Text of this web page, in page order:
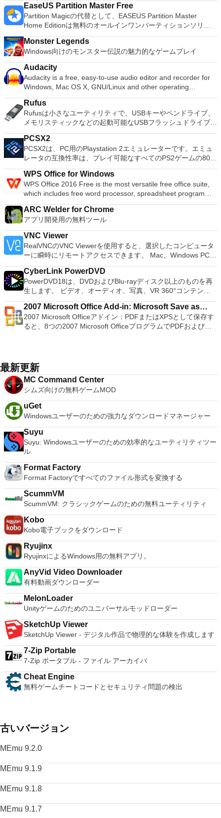
custom skins and even assigning CPU resources. Want to use
a gamepad or joystick? No problem – you can easily map
game commands to one of these peripherals. Another cool
feature is that you can log-in on multiple accounts
simultaneously. Key features include: A simple interface that
makes the app easy to use. Intuitive keyboard mapping for
app and game controls. Support for multiple control devices.
A stable and reliable platform. Based on Android 4.4.2.
X86/AMD Compatible. Nox App Player fully supports all
Battlegrounds Lineage II Revolution Fortnite Mobile Vainglory
Hearthstone With more than a million users worldwide, the
appeal of Nox App Player to gamers is clear to see. Looking
for the Mac version of NOX App Player? Download Here
Other Android App Players BlueStacks App Player MEmu App
Player
EaseUS Partition Master Free
Partition Magicの代替として、EASEUS Partition Master
Home Editionは無料のオールインワンパーティションソリュ
ーションおよびディスク管理ユーティリティです。パーティシ
ョンの拡張（特にシステムドライブ用）、ディスク領域の管
理、MBRおよびGUIDパーティションテーブル（GPT）ディス
クのディスク領域不足の問題の解決を可能にします。 パーテ
ィションのサイズ変更/移動システムドライブを拡張するディ
スクとパーティションをコピーパーティションをマージ分割パ
ーティション空き領域を再分配するダイナミックディスクの変
換パーティションを回復する
Monster Legends
Windows向けのモンスター伝説の魅力的なゲームプレイ
Audacity
Audacity is a free, easy-to-use audio editor and recorder for
Windows, Mac OS X, GNU/Linux and other operating
systems. You can use Audacity to: Record live audio. Convert
tapes and records into digital recordings or CDs. Edit Ogg
Vorbis, MP3, WAV or AIFF sound files. Cut, copy, splice or mix
sounds together. Change the speed or pitch of a recording.
Add new effects with LADSPA plug-ins. And more!
Rufus
Rufusは小さなユーティリティで、USBキーやペンドライブ、
メモリスティックなどの起動可能なUSBフラッシュドライブを
フォーマットおよび作成できます。 Rufusは、次のシナリオで
役立ちます。 Windows、Linux、およびUEFI用の起動可能な
ISOからUSBインストールメディアを作成する必要がある場
合。 OSがインストールされていないシステムで作業する必要
がある場合。 BIOSまたはその他のファームウェアをDOSから
フラッシュする必要がある場合。 低レベルのユーティリティ
を実行する必要がある場合。 Rufusは次の* ISOで動作しま
す：Arch Linux、Archbang、BartPE / pebuilder、CentOS、
Damn Small Linux、Fedora、FreeDOS、Gentoo、
gNewSense、Hiren&#39;s Boot CD、LiveXP、Knoppix、
Kubuntu、Linux Mint、NT Password Registry Editor、
OpenSUSE、Parted Magic、Slackware、Tails、Trinity
Rescue Kit、Ubuntu、Ultimate Boot CD、Windows XP（SP2
以降）、Windows Server 2003 R2、Windows Vista、
ん。 サポートされている言語は次のとおりです。インドネシ
ア語、マレーシア語、セシュティナ、ダンスク、ドイツ語、英
語、スペイン語、フランス語、フルバツキー、イタリア語、ラ
トヴィエシュ、リエトゥビウ、マジャール、オランダ、ノルス
ク、ポルスキ、ポルトガル、ポルトガル、スロヴェンスキー、
スロベンツキー、スロヴェンスキーSrpski、Suomi、
Svenska、Türkçe。
PCSX2
PCSX2は、PC用のPlaystation 2エミュレーターです。エミュ
レータの互換性率は、プレイ可能なすべてのPS2ゲームの80％
以上を誇っています。かなり強力なコンピューターを所有して
いる場合、PCSX2は優れたエミュレーターです。また、この
アプリケーションはローエンドコンピューターのサポートも提
供するため、Playstation 2コンソールのすべての所有者は、
PCで動作するゲームを見ることができます。 PCSX2エミュレ
ーターを使用すると、PS2コントローラーを使用して、本物の
プレイステーション体験をシミュレートできます。このアプリ
ケーションでは、ディスクからゲームを直接実行することも、
ハードドライブからISOイメージとして実行することもできま
す。 主な機能は次のとおりです。 Savestates：ボタンを1つ
押すだけで、ゲームの現在の「状態」を保存できます。 無制
限のメモリーカード：好きなだけメモリーカードを保存でき、
8MBから64MBまでの単一の物理カードに制限されなくなりま
した。 高解像度グラフィックス：PCSX2を使用すると、
て、PCSX2 PS2エミュレーターの機能は優れています。 PS2
ゲームを高い精度でエミュレートでき、Windowsとエミュレ
ーターを切り替えることができます。欠点は、高速ゲームに苦
WPS Office for Windows
WPS Office 2016 Free is the most versatile free office suite,
which includes free word processor, spreadsheet program
and presentation maker. With these three programs you will
easily be able to deal with any office related tasks. WPS
Office 2016 Free has multiple language support for English,
French, German, Spanish, Portuguese,Russian and Polish
languages. To switch between languages requires only a
single click! Despite being a free suite, WPS Office comes
with many innovative features, such as the paragraph
adjustment tool and multiple tabbed feature. It also has a PDF
converter, spell check and word count feature. WPS Office
2016 Personal Edition supports switching language UI,File
Roaming and Docer online templates. Key features include:
Writer Efficient word processor. Presentation Multimedia
presentations creator. Spreadsheets Powerful tool for data
processing and analysis. 100% compatible with MS Office
Although it is a free suite, WPS Office 2016 Free comes with
many innovative features, including a useful a paragraph
adjustment tool int he Writer program. It has an Office to PDF
converter, automatic spell checking and word count features.
It also has some neat tools such as the Watermark in
document, and converting PowerPoint to Word document
support. Overall, WPS Office 2016 Free is a good alternative
to Microsoft's offering. The Writer program is a versatile word
processor; the Presentation program is an easy to use and
effective slide show maker that helps you to create impressive
multimedia presentations; and the Spreadsheets program is
both a flexible and a powerful spreadsheet application.
ARC Welder for Chrome
アプリ開発用の無料ツール
VNC Viewer
RealVNCのVNC Viewerを使用すると、選択したコンピュータ
ーに瞬時にリモートアクセスできます。 Mac、Windows PC、
またはLinuxマシン、世界中のどこからでも。 VNC Viewerを
使用すると、コンピューターのデスクトップを表示したり、コ
ンピューターの前に直接座っているかのようにマウスとキーボ
ードを制御したりできます。 VNC Viewerは、インストールと
使用が簡単です。制御したいデバイスでインストーラーを実行
し、指示に従ってください。オプションで、Windowsでのリ
モート展開に使用可能なMSIがあります。デスクトッププラッ
トフォームにVNC Viewerをインストールする権限がない場合
Screen Sharing（ARD）などのサードパーティ製のVNC互換
ソフトウェアを実行しているコンピューターに直接接続しま
す。 各デバイスでVNC Viewerにサインインして、すべてのデ
バイス間の接続をバックアップおよび同期します。 仮想キー
ボードの上のスクロールバーには、Command / Windowsなど
の高度なキーが含まれています。 Bluetoothキーボードのサポ
試用の3つのバージョンがあります。 制御する必要のあるマシ
ンごとに、RealVNCのWebサイトにアクセスして、各コンピ
ューターにVNC Connectをダウンロードするだけです。次
に、RealVNCアカウントの資格情報を使用して、ローカルマ
シンでVNC Viewerにサインインします。そこから、コンピュ
ーターを確認して接続できます。 VNC Connectを使用する
と、セッションはエンドツーエンドで暗号化されます。アプリ
はすぐに各コンピューターをパスワードで保護します。コンピ
ューターへのログインに使用するのと同じユーザー名とパスワ
ードを入力するだけです。 WIN 7,8,8.1,10をサポートしま
す。 VNC ViewerのMacバージョンをお探しですか？ここから
CyberLink PowerDVD
PowerDVD18は、DVDおよびBlu-rayディスク以上のものを再
生します。 ビデオ、オーディオ、写真、VR 360°コンテン
ツ、さらにはYouTubeやVimeoにとっても、PowerDVD18は重
要なエンターテイメントの仲間です。 Ultra HD HDR TVとサ
ラウンドサウンドシステムの可能性を解き放ち、360°ビデオ
の増え続けるコレクションへのアクセスで仮想世界に没頭する
Blu-ray、4K、HEVC / H.265およびHDR10コンテンツをサポー
ト全画面モードで21：9モニターで2.35：1の映画を見る常時
オンのミニビューでYouTubeライブを見る YouTubeおよび
Vimeoで4K HDRおよび360ビデオを再生 VRエクスペリエンス
の向上：Microsoft Mixed Realityヘッドセット、HTC、VIVE、
およびOculus Riftをサポート Fire TVとキャストのサポート
注：これは商用トライアルです。
2007 Microsoft Office Add-in: Microsoft Save as
PDF or XPS
2007 Microsoft Officeアドイン：PDFまたはXPSとして保存す
ると、8つの2007 Microsoft OfficeプログラムでPDFおよび
ます（特定の機能はプログラムによって異なります）。 この
ダウンロードは、次のOfficeプログラムで動作します。
Microsoft Office Access 2007。 Microsoft Office Excel 2007。
Microsoft Office InfoPath 2007。 Microsoft Office OneNote
2007。 Microsoft Office PowerPoint 2007。 Microsoft Office
Publisher 2007。 Microsoft Office Visio 2007。 Microsoft
Office Word 2007。 2007 Microsoft Officeプログラムのこの
Microsoft Save as PDFまたはXPSアドインは、2007 Microsoft
Office systemソフトウェアの補足条項であり、2007 Microsoft
Office systemソフトウェアのライセンス条項の対象となりま
ステム。 Windows Server 2003、Windows Vista、Windows
XP Service Pack 2。
最新更新
MC Command Center
シムズ向けの無料ゲームMOD
uGet
Windowsユーザーのための強力なダウンロードマネージャー
Suyu
Suyu: Windowsユーザーのための効率的なユーティリティツー
ル
Format Factory
Format Factoryですべてのファイル形式を変換する
ScummVM
ScummVM: クラシックゲームのための無料ユーティリティ
Kobo
Kobo電子ブックをダウンロード
Ryujinx
RyujinxによるWindows用の無料アプリ。
AnyVid Video Downloader
有料動画ダウンローダー
MelonLoader
Unityゲームのためのユニバーサルモッドローダー
SketchUp Viewer
SketchUp Viewer - デジタル作品で物理的な体験を作成します
7-Zip Portable
7-Zip ポータブル - ファイル アーカイバ
Cheat Engine
無料ゲームチートコードとセキュリティ問題の検出
古いバージョン
MEmu 9.2.0
MEmu 9.1.9
MEmu 9.1.8
MEmu 9.1.7